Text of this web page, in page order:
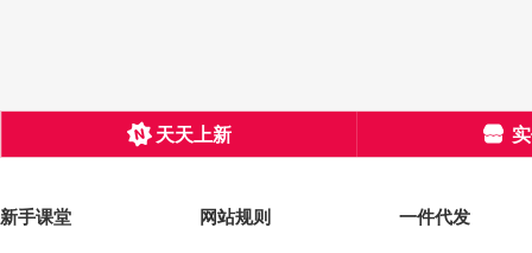
天天上新
新手课堂 网站规则 一件代发